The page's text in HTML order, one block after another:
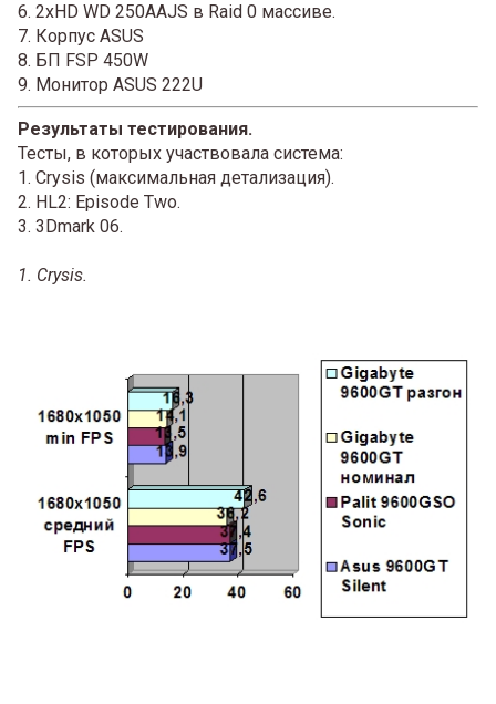
6. 2xHD WD 250AAJS в Raid 0 массиве.
7. Корпус ASUS
8. БП FSP 450W
9. Монитор ASUS 222U
Результаты тестирования.
Тесты, в которых участвовала система:
1. Crysis (максимальная детализация).
2. HL2: Episode Two.
3. 3Dmark 06.
1. Crysis.